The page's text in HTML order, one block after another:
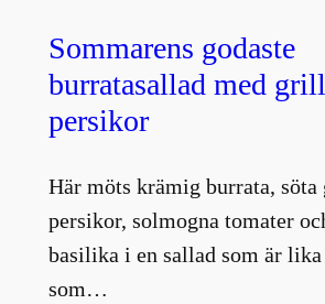
Sommarens godaste
burratasallad med
persikor
Här möts krämig burrata,
persikor, solmogna tomater
basilika i en sallad som är
som…